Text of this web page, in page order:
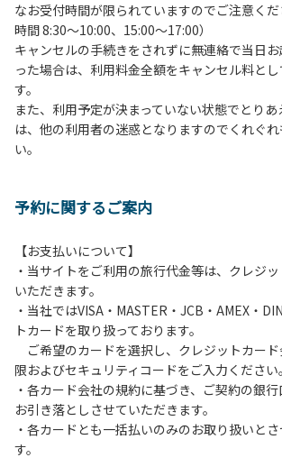
時前にお越しの方は、午後3時になりました
続きを行ってください。午後5時過ぎにお越
手続きを行ってください。
４、車両は、荷物の積み下ろし時以外は、
ださい。
５、チェックアウトは、午前10時まで（日
午後5時まで）です。チェックインの手続き
方や使用人数が増えた場合は、必ず手続きを
ら午前10時までの間にゴミステーションに出
は、お持ち帰りをお願いします。
【禁止事項】
カラオケ、発電機、地面での直火による焚
ァイヤー、打ち上げ式花火、テントサウナの
【注意事項】
当キャンプ場のそばを流れる歴舟川は、上
時間で増水し、川原で遊んでいると大変危険
すく、過去にも増水により人が流される事
なお受付時間が限られていますのでご注意く
時間 8:30～10:00、15:00～17:00）
キャンセルの手続きをされずに無連絡で当日
った場合は、利用料金全額をキャンセル料と
す。
また、利用予定が決まっていない状態でとり
は、他の利用者の迷惑となりますのでくれぐ
い。
予約に関するご案内
【お支払いについて】
・当サイトをご利用の旅行代金等は、クレジ
いただきます。
・当社ではVISA・MASTER・JCB・AMEX・
トカードを取り扱っております。
ご希望のカードを選択し、クレジットカー
限およびセキュリティコードをご入力ください。
・各カード会社の規約に基づき、ご契約の銀
お引き落としさせていただきます。
・各カードとも一括払いのみのお取り扱いと
す。